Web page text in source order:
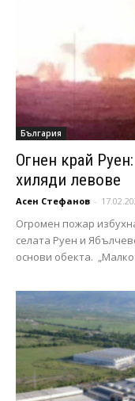
България
Огнен край
хиляди левове
Асен Стефанов -
Огромен пожар
селата Руен и
основи обекта.